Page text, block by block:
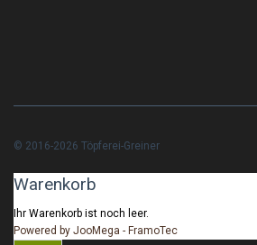
© 2016-2026 Töpferei-Greiner
Warenkorb
Ihr Warenkorb ist noch leer.
Powered by JooMega - FramoTec